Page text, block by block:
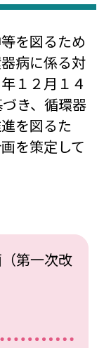
を図るため
病に係る対
１２月１４
き、循環器
を図るた
を策定して
第一次改